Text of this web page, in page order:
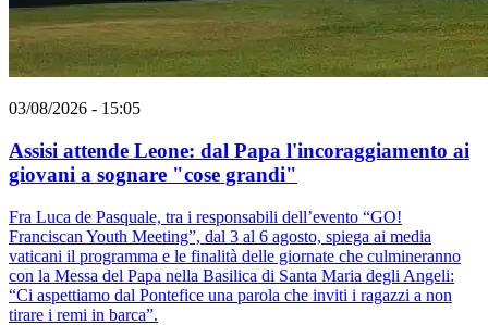
03/08/2026 - 15:05
Assisi attende Leone: dal Papa l'incoraggiamento ai
giovani a sognare "cose grandi"
Fra Luca de Pasquale, tra i responsabili dell’evento “GO!
Franciscan Youth Meeting”, dal 3 al 6 agosto, spiega ai media
vaticani il programma e le finalità delle giornate che culmineranno
con la Messa del Papa nella Basilica di Santa Maria degli Angeli:
“Ci aspettiamo dal Pontefice una parola che inviti i ragazzi a non
tirare i remi in barca”.